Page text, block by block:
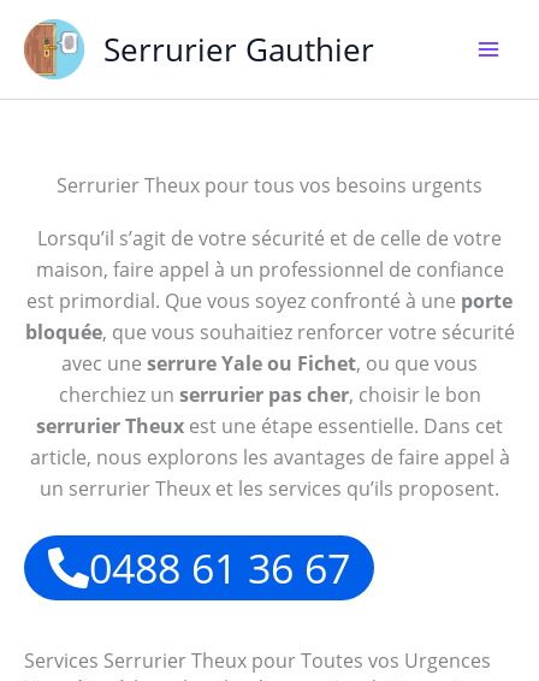
contenu
Serrurier Gauthier
Serrurier Theux pour tous vos besoins urgents
Lorsqu’il s’agit de votre sécurité et de celle de votre
maison, faire appel à un professionnel de confiance
est primordial. Que vous soyez confronté à une porte
bloquée, que vous souhaitiez renforcer votre sécurité
avec une serrure Yale ou Fichet, ou que vous
cherchiez un serrurier pas cher, choisir le bon
serrurier Theux est une étape essentielle. Dans cet
article, nous explorons les avantages de faire appel à
un serrurier Theux et les services qu’ils proposent.
0488 61 36 67
Services Serrurier Theux pour Toutes vos Urgences